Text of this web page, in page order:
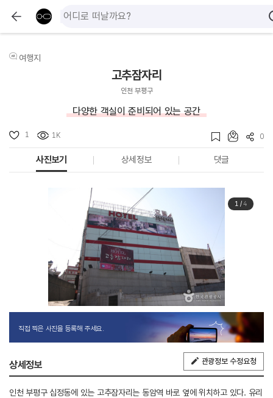
여행지
고추잠자리
인천 부평구
다양한 객실이 준비되어 있는 공간
1 1K 0
사진보기 상세정보 댓글
1/4
직접 찍은 사진을 등록해 주세요.
상세정보 관광정보 수정요청
인천 부평구 십정동에 있는 고추잠자리는 동암역 바로 옆에 위치하고 있다. 유리